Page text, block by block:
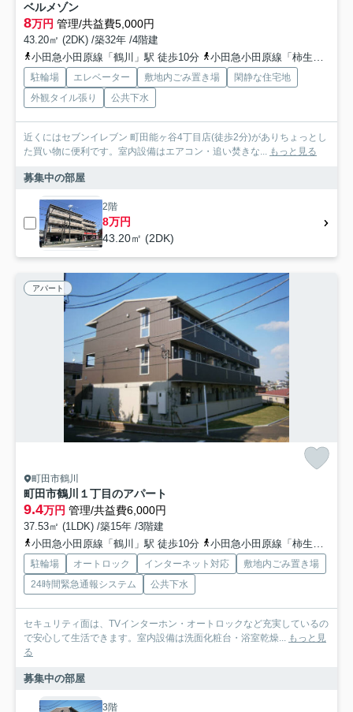
ベルメゾン
8万円 管理/共益費5,000円
43.20㎡ (2DK) /築32年 /4階建
小田急小田原線「鶴川」駅 徒歩10分
小田急小田原線「柿生」駅 徒歩24分
駐輪場 エレベーター 敷地内ごみ置き場
閑静な住宅地
外観タイル張り
公共下水
近くにはセブンイレブン 町田能ヶ谷4丁目店(徒歩2分)がありちょっとし
た買い物に便利です。室内設備はエアコン・追い焚きな... もっと見る
募集中の部屋
2階
8万円
43.20㎡ (2DK)
アパート
町田市鶴川
町田市鶴川１丁目のアパート
9.4万円 管理/共益費6,000円
37.53㎡ (1LDK) /築15年 /3階建
小田急小田原線「鶴川」駅 徒歩10分
小田急小田原線「柿生」駅 徒歩29分
駐輪場 オートロック インターネット対応
敷地内ごみ置き場
24時間緊急通報システム
公共下水
セキュリティ面は、TVインターホン・オートロックなど充実しているの
で安心して生活できます。室内設備は洗面化粧台・浴室乾燥... もっと見
る
募集中の部屋
3階